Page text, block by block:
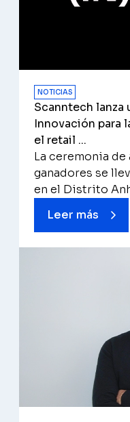
NOTICIAS
Scanntech
Innovación para
el retail ...
La ceremonia
ganadores se
en el Distrito
Leer más